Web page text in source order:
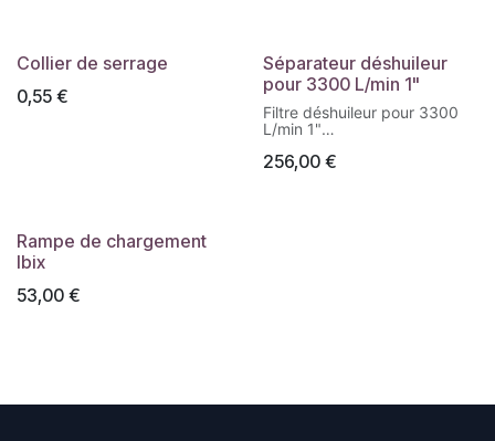
Collier de serrage
0,55 €
Séparateur déshuileur
pour 3300 L/min 1"
Filtre déshuileur pour 3300
L/min 1"
Avec manometre différentiel
256,00€
Rampe de chargement
Ibix
53,00 €